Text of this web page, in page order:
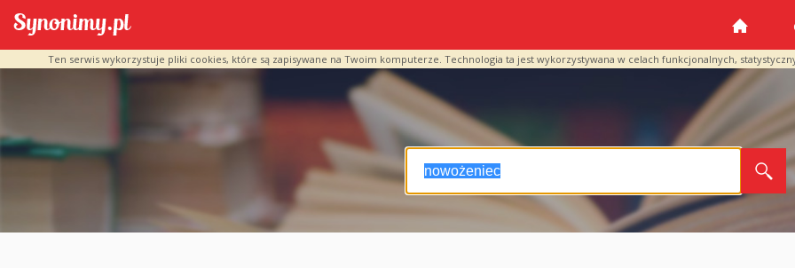
Ten serwis wykorzystuje pliki cookies, które są zapisywane na Twoim komputerze. Technologia ta jest wykorzystywana w celach funkcjonalnych,